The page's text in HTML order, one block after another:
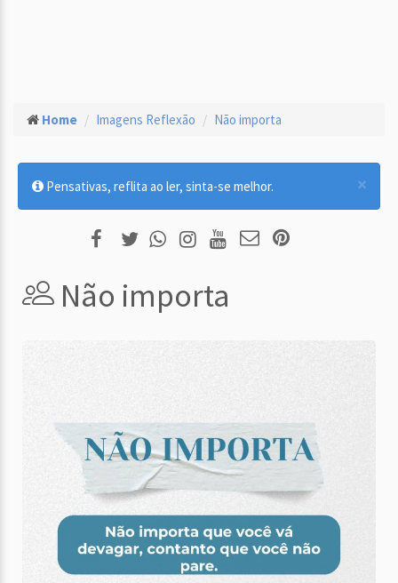
Home Imagens Reflexão Não importa
×
Pensativas, reflita ao ler, sinta-se melhor.
Não importa